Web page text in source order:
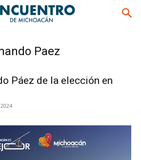
Paez
Páez de la elección en